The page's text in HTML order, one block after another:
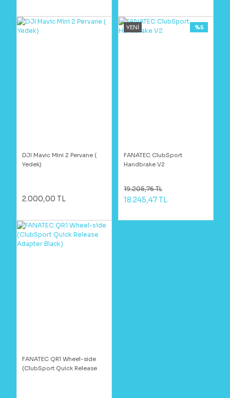
DJI Mavic Mini 2 Pervane (
Yedek)
2.000,00 TL
YENİ
FANATEC ClubSport
Handbrake V2
%5
19.205,76 TL
18.245,47 TL
FANATEC QR1 Wheel-side
(ClubSport Quick Release